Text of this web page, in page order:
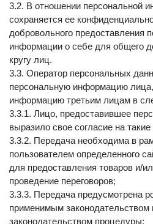
3.2. В отношении персональной
сохраняется ее
добровольного предоставления
информации о себе для общего
кругу лиц.
3.3. Оператор персональных
персональную информацию
информацию третьим лицам в
3.3.1. Лицо, предоставившее
выразило свое согласие на такие
3.3.2. Передача необходима в
пользователем определенного
для предоставления товаров и/
проведение переговоров;
3.3.3. Передача предусмотрена
применимым законодательством
законодательством процедуры;